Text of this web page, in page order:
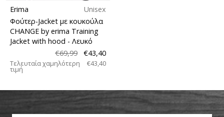
Erima
Unisex
Φούτερ-Jacket με κουκούλα
CHANGE by erima Training
Jacket with hood - Λευκό
€69,99
€43,40
Τελευταία χαμηλότερη
τιμή
€43,40